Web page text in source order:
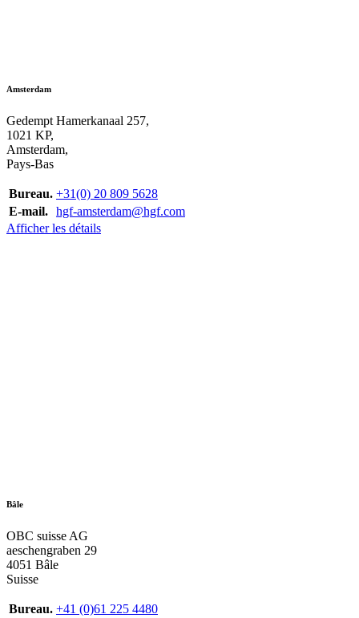
Amsterdam
Gedempt Hamerkanaal 257,
1021 KP,
Amsterdam,
Pays-Bas
Bureau. +31(0) 20 809 5628
E-mail. hgf-amsterdam@hgf.com
Afficher les détails
Bâle
OBC suisse AG
aeschengraben 29
4051 Bâle
Suisse
Bureau. +41 (0)61 225 4480